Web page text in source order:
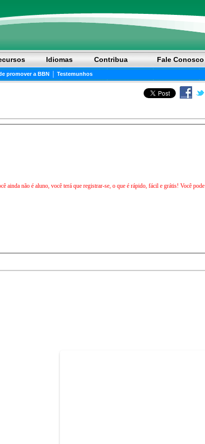
Idiomas Contribua Fale Conosco
promover a BBN | Testemunhos
ainda não é aluno, você terá que registrar-se, o que é rápido, fácil e grátis! Você pode